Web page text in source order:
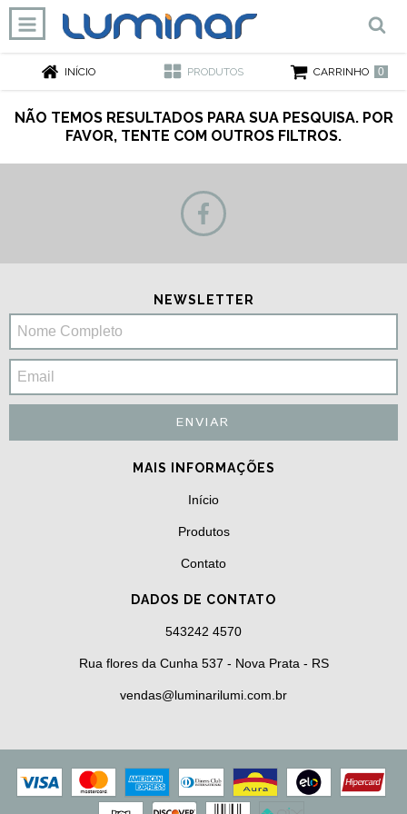
INÍCIO PRODUTOS CARRINHO 0
NÃO TEMOS RESULTADOS PARA SUA PESQUISA. POR
FAVOR, TENTE COM OUTROS FILTROS.
NEWSLETTER
MAIS INFORMAÇÕES
Início
Produtos
Contato
DADOS DE CONTATO
543242 4570
Rua flores da Cunha 537 - Nova Prata - RS
vendas@luminarilumi.com.br